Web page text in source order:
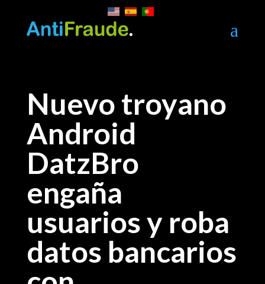
a
Nuevo troyano
Android
DatzBro
engaña
usuarios y roba
datos bancarios